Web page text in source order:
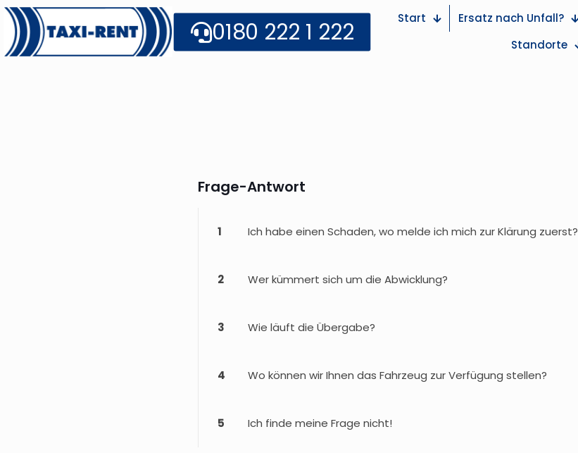
0180 222 1 222 Start Ersatz nach Unfall?
Standorte
Frage-Antwort
1 Ich habe einen Schaden, wo melde ich mich zur Klärung zuerst?
2 Wer kümmert sich um die Abwicklung?
3 Wie läuft die Übergabe?
4 Wo können wir Ihnen das Fahrzeug zur Verfügung stellen?
5 Ich finde meine Frage nicht!